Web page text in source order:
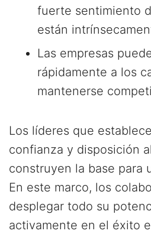
fuerte sentimiento
están
Las empresas
rápidamente a los
mantenerse
Los líderes que
confianza y disposición
construyen la base para
En este marco, los
desplegar todo su
activamente en el éxito